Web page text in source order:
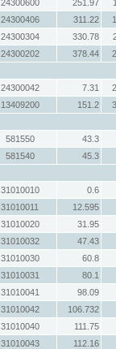
24300600 251.97
24300406 311.22
24300304 330.78
24300202 378.44
24300042 7.31
13409200 151.2
581550
43.3
581540
45.3
31010010
0.6
31010011
12.595
31010020
31.95
31010032
47.43
31010030
60.8
31010031
80.1
31010041
98.09
31010042
106.732
31010040
111.75
31010043
112.16